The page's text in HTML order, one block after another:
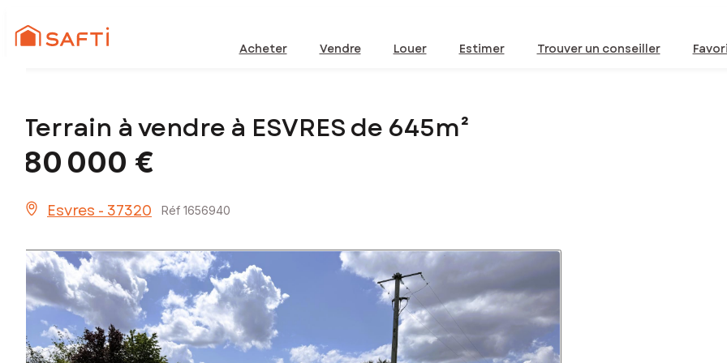
Acheter Vendre Louer Estimer Trouver un conseiller
Terrain à vendre à ESVRES de 645m²
80 000 €
Esvres - 37320 Réf 1656940